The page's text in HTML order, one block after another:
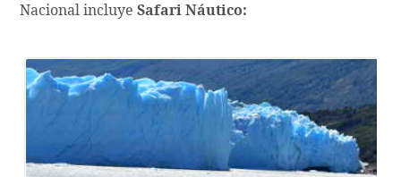
Nacional incluyeSafari Náutico: